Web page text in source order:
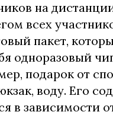
на
всех
пакет,
одноразовый
подарок от
воду. Его
в зависимости